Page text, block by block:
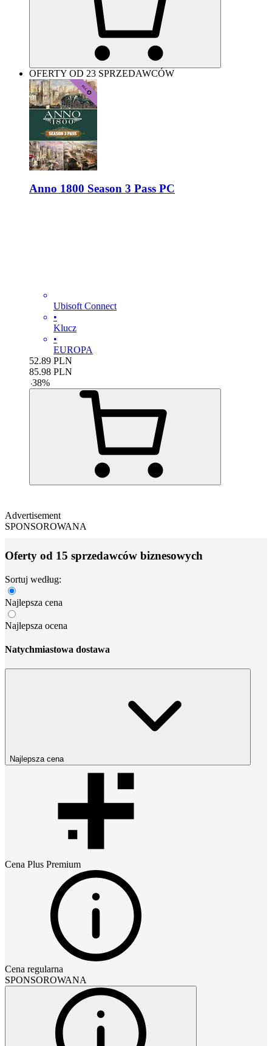
OFERTY OD 23 SPRZEDAWCÓW
Anno 1800 Season 3 Pass PC
Ubisoft Connect
•
Klucz
•
EUROPA
52.89 PLN
85.98 PLN
-38%
Advertisement
SPONSOROWANA
Oferty od 15 sprzedawców biznesowych
Sortuj według:
Najlepsza cena
Najlepsza ocena
Natychmiastowa dostawa
Najlepsza cena
Cena Plus Premium
Cena regularna
SPONSOROWANA